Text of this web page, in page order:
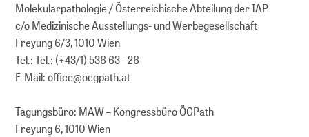
Molekularpathologie / Österreichische Abteilung der IAP
c/o Medizinische Ausstellungs- und Werbegesellschaft
Freyung 6/3, 1010 Wien
Tel.: Tel.: (+43/1) 536 63 - 26
E-Mail: office@oegpath.at
Tagungsbüro: MAW – Kongressbüro ÖGPath
Freyung 6, 1010 Wien